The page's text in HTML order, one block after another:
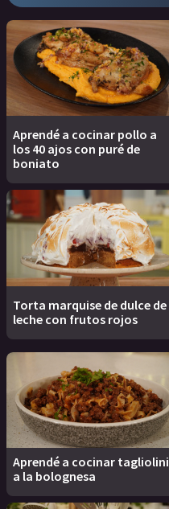
Aprendé a cocinar pollo a
los 40 ajos con puré de
boniato
Torta marquise de dulce de
leche con frutos rojos
Aprendé a cocinar tagliolini
a la bolognesa